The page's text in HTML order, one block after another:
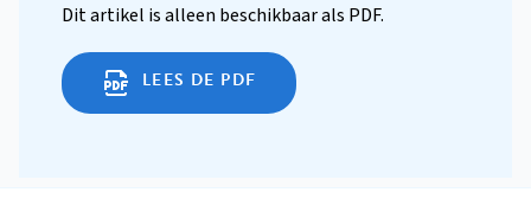
Dit artikel is alleen beschikbaar als PDF.
LEES DE PDF